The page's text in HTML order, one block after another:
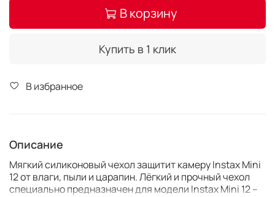
В корзину
Купить в 1 клик
В избранное
Описание
Мягкий силиконовый чехол защитит камеру Instax Mini
12 от влаги, пыли и царапин. Лёгкий и прочный чехол
специально предназначен для модели Instax Mini 12 –